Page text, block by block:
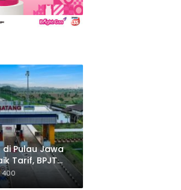
di Pulau Jawa
Tarif, BPJT
400